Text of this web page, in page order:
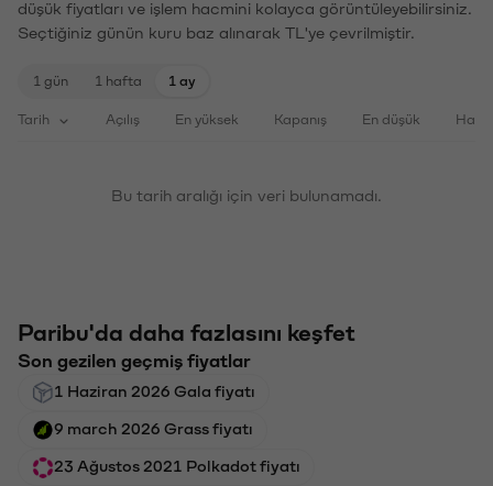
düşük fiyatları ve işlem hacmini kolayca görüntüleyebilirsiniz.
Seçtiğiniz günün kuru baz alınarak TL'ye çevrilmiştir.
1 gün 1 hafta 1 ay
Tarih Açılış En yüksek Kapanış En düşük
Bu tarih aralığı için veri bulunamadı.
Paribu'da daha fazlasını keşfet
Son gezilen geçmiş fiyatlar
1 Haziran 2026 Gala fiyatı
9 march 2026 Grass fiyatı
23 Ağustos 2021 Polkadot fiyatı